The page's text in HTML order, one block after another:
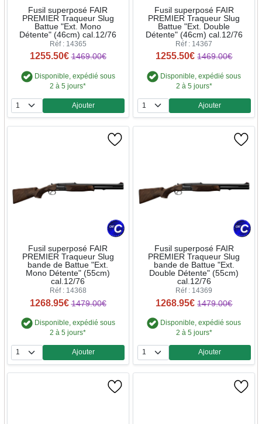
Fusil superposé FAIR
PREMIER Traqueur Slug
Battue "Ext. Mono
Détente" (46cm) cal.12/76
Réf : 14365
1255.50€ 1469.00€
Disponible, expédié sous
2 à 5 jours*
Quantité
Ajouter
Fusil superposé FAIR
PREMIER Traqueur Slug
Battue "Ext. Double
Détente" (46cm) cal.12/76
Réf : 14367
1255.50€ 1469.00€
Disponible, expédié sous
2 à 5 jours*
Quantité
Ajouter
Fusil superposé FAIR
PREMIER Traqueur Slug
bande de Battue "Ext.
Mono Détente" (55cm)
cal.12/76
Réf : 14368
1268.95€ 1479.00€
Disponible, expédié sous
2 à 5 jours*
Quantité
Ajouter
Fusil superposé FAIR
PREMIER Traqueur Slug
bande de Battue "Ext.
Double Détente" (55cm)
cal.12/76
Réf : 14369
1268.95€ 1479.00€
Disponible, expédié sous
2 à 5 jours*
Quantité
Ajouter